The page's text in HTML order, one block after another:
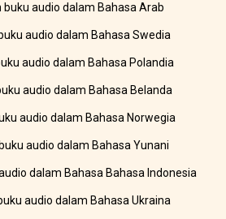
buku audio dalam Bahasa Arab
audio dalam Bahasa Swedia
audio dalam Bahasa Polandia
audio dalam Bahasa Belanda
audio dalam Bahasa Norwegia
audio dalam Bahasa Yunani
dalam Bahasa Bahasa Indonesia
audio dalam Bahasa Ukraina